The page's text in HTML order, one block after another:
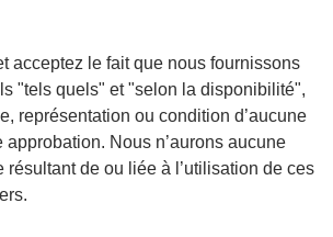
acceptez le fait que nous fournissons
"tels quels" et "selon la disponibilité",
représentation ou condition d’aucune
approbation. Nous n’aurons aucune
de ou liée à l’utilisation de ces